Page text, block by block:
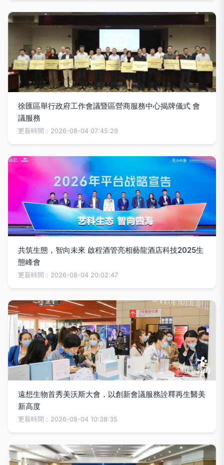
徐匯區舉行政府工作會議暨區營商服務中心揭牌儀式 會
議服務
更新時間：2026-08-04 07:45:29
共筑生態，智向未來 啟程酒管亮相藝龍酒店科技2025生
態峰會
更新時間：2026-08-04 20:02:47
遠想生物首秀美沃斯大會，以創新會議服務詮釋再生醫美
新高度
更新時間：2026-08-04 10:38:35